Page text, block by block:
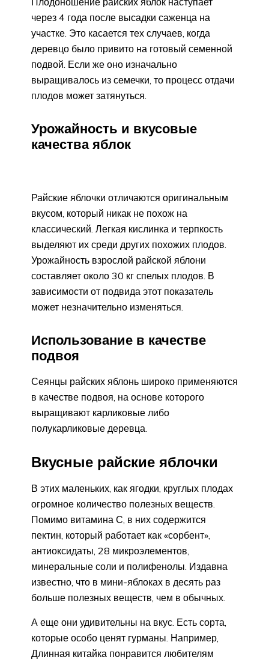
через 4 года после высадки саженца на
участке. Это касается тех случаев, когда
деревцо было привито на готовый семенной
подвой. Если же оно изначально
выращивалось из семечки, то процесс отдачи
плодов может затянуться.
Урожайность и вкусовые
качества яблок
Райские яблочки отличаются оригинальным
вкусом, который никак не похож на
классический. Легкая кислинка и терпкость
выделяют их среди других похожих плодов.
Урожайность взрослой райской яблони
составляет около 30 кг спелых плодов. В
зависимости от подвида этот показатель
может незначительно изменяться.
Использование в качестве
подвоя
Сеянцы райских яблонь широко применяются
в качестве подвоя, на основе которого
выращивают карликовые либо
полукарликовые деревца.
Вкусные райские яблочки
В этих маленьких, как ягодки, круглых плодах
огромное количество полезных веществ.
Помимо витамина С, в них содержится
пектин, который работает как «сорбент»,
антиоксидаты, 28 микроэлементов,
минеральные соли и полифенолы. Издавна
известно, что в мини-яблоках в десять раз
больше полезных веществ, чем в обычных.
А еще они удивительны на вкус. Есть сорта,
которые особо ценят гурманы. Например,
Длинная китайка понравится любителям